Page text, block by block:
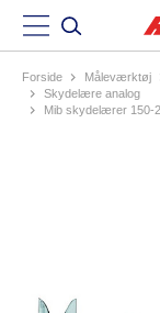
Forside måleværktøj
skydelære analog
mib skydelærer